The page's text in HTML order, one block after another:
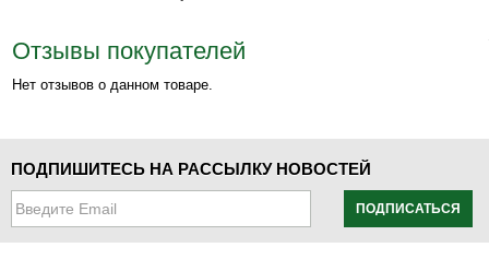
Отзывы покупателей
Нет отзывов о данном товаре.
ПОДПИШИТЕСЬ НА РАССЫЛКУ НОВОСТЕЙ
ПОДПИСАТЬСЯ